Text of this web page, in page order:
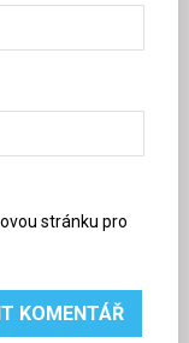
stránku pro